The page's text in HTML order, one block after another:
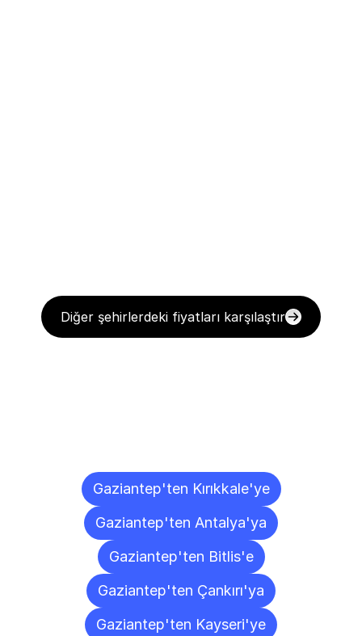
Diğer şehirlerdeki fiyatları karşılaştır
Gaziantep'ten Kırıkkale'ye
Gaziantep'ten Antalya'ya
Gaziantep'ten Bitlis'e
Gaziantep'ten Çankırı'ya
Gaziantep'ten Kayseri'ye